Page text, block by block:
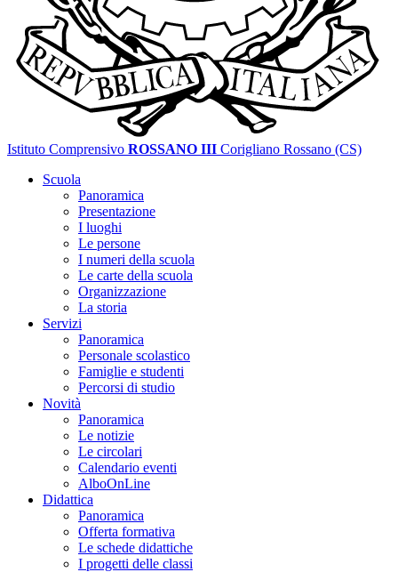
Istituto Comprensivo ROSSANO III Corigliano Rossano (CS)
Scuola
Panoramica
Presentazione
I luoghi
Le persone
I numeri della scuola
Le carte della scuola
Organizzazione
La storia
Servizi
Panoramica
Personale scolastico
Famiglie e studenti
Percorsi di studio
Novità
Panoramica
Le notizie
Le circolari
Calendario eventi
AlboOnLine
Didattica
Panoramica
Offerta formativa
Le schede didattiche
I progetti delle classi